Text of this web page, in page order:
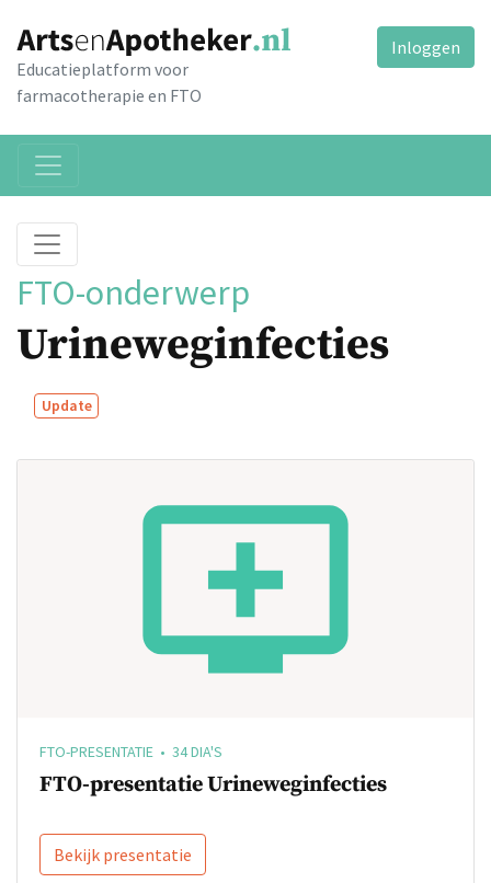
Educatieplatform voor
farmacotherapie en FTO
Inloggen
FTO-onderwerp
Urineweginfecties
Update
FTO-PRESENTATIE • 34 DIA'S
FTO-presentatie Urineweginfecties
Bekijk presentatie